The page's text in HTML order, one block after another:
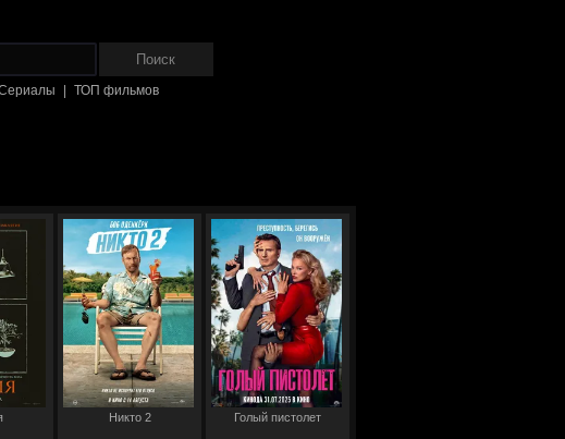
ТОП фильмов
Никто 2 Голый пистолет